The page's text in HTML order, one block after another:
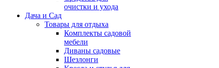
очистки и ухода
Дача и Сад
Товары для отдыха
Комплекты садовой
мебели
Диваны садовые
Шезлонги